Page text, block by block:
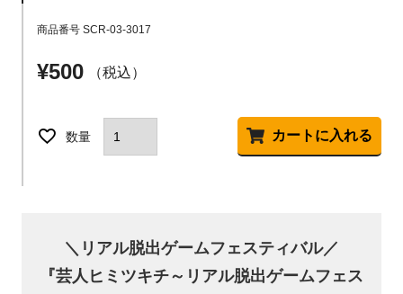
商品番号 SCR-03-3017
¥500 税込
カートに入れる
＼リアル脱出ゲームフェスティバル／
『芸人ヒミツキチ～リアル脱出ゲームフェス